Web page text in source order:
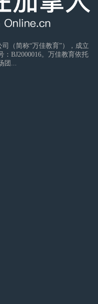
（简称“万佳教育”），成立
BJ2000016。万佳教育依托
...